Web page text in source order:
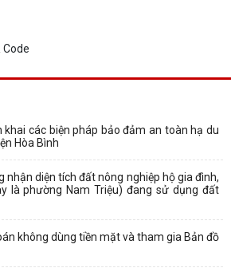
khai các biện pháp bảo đảm an toàn hạ du
Hòa Bình
nhận diện tích đất nông nghiệp hộ gia đình,
là phường Nam Triệu) đang sử dụng đất
không dùng tiền mặt và tham gia Bản đồ